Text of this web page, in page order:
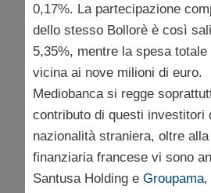
0,17%. La partecipazione
dello stesso Bollorè è così
5,35%, mentre la spesa totale
vicina ai nove milioni di euro.
Mediobanca si regge
contributo di questi investitori
nazionalità straniera, oltre alla
finanziaria francese vi sono
Santusa Holding e Groupama,